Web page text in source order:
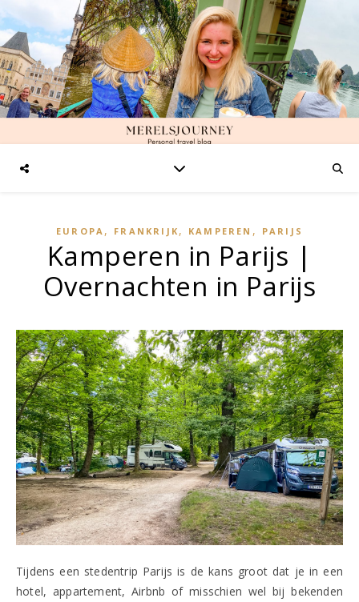
EUROPA , FRANKRIJK , KAMPEREN , PARIJS
Kamperen in Parijs |
Overnachten in Parijs
Tijdens een stedentrip Parijs is de kans groot dat je in een
hotel, appartement, Airbnb of misschien wel bij bekenden